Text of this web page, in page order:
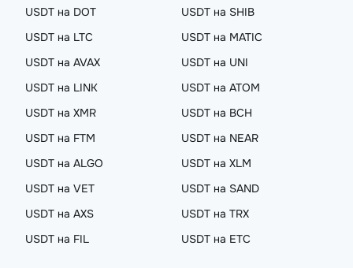
USDT на DOT
USDT на SHIB
USDT на LTC
USDT на MATIC
USDT на AVAX
USDT на UNI
USDT на LINK
USDT на ATOM
USDT на XMR
USDT на BCH
USDT на FTM
USDT на NEAR
USDT на ALGO
USDT на XLM
USDT на VET
USDT на SAND
USDT на AXS
USDT на TRX
USDT на FIL
USDT на ETC